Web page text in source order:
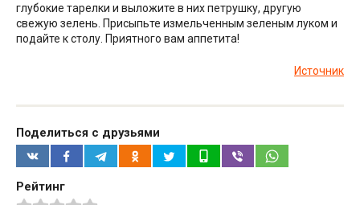
глубокие тарелки и выложите в них петрушку, другую
свежую зелень. Присыпьте измельченным зеленым луком и
подайте к столу. Приятного вам аппетита!
Источник
Поделиться с друзьями
Рейтинг